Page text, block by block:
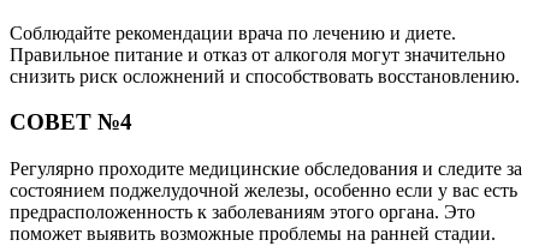
Соблюдайте рекомендации врача по лечению и диете.
Правильное питание и отказ от алкоголя могут значительно
снизить риск осложнений и способствовать восстановлению.
СОВЕТ №4
Регулярно проходите медицинские обследования и следите за
состоянием поджелудочной железы, особенно если у вас есть
предрасположенность к заболеваниям этого органа. Это
поможет выявить возможные проблемы на ранней стадии.